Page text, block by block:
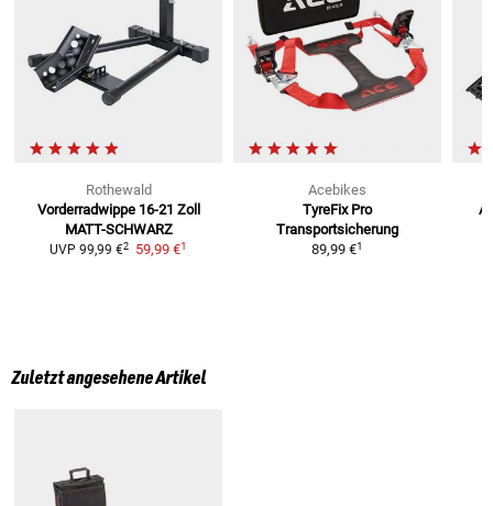
Rothewald
Vorderradwippe 16-21 Zoll
MATT-SCHWARZ
UVP 99,99 €2 59,99 €1
Acebikes
TyreFix Pro
Transportsicherung
89,99 €1
Zuletzt angesehene Artikel